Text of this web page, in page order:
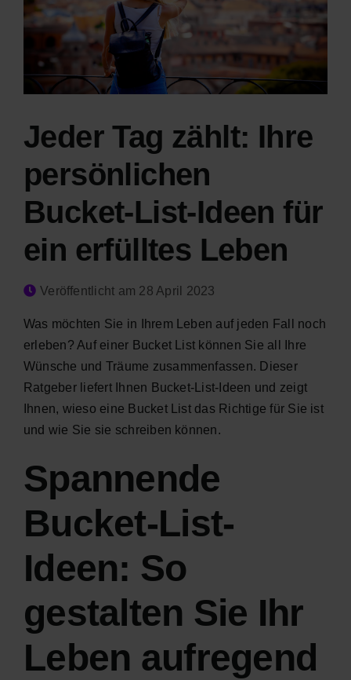
Jeder Tag zählt: Ihre
persönlichen
Bucket-List-Ideen für
ein erfülltes Leben
Veröffentlicht am 28 April 2023
Was möchten Sie in Ihrem Leben auf jeden Fall noch
erleben? Auf einer Bucket List können Sie all Ihre
Wünsche und Träume zusammenfassen. Dieser
Ratgeber liefert Ihnen Bucket-List-Ideen und zeigt
Ihnen, wieso eine Bucket List das Richtige für Sie ist
und wie Sie sie schreiben können.
Spannende
Bucket-List-
Ideen: So
gestalten Sie Ihr
Leben aufregend